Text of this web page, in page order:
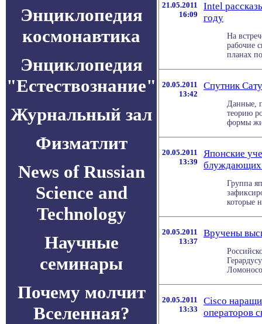
Энциклопедия
космонавтика
Энциклопедия
"Естествознание"
Журнальный зал
Физматлит
News of Russian
Science and
Technology
Научные
семинары
Почему молчит
Вселенная?
21.05.2011
16:09
Intel
году
На
рабочие
планах
20.05.2011
13:42
Спутник
Данные,
теорию
формы
20.05.2011
13:39
Японские
блуждающих
Группа
которые
20.05.2011
13:37
Вручены
20.05.2011
13:33
Cisco
операторов